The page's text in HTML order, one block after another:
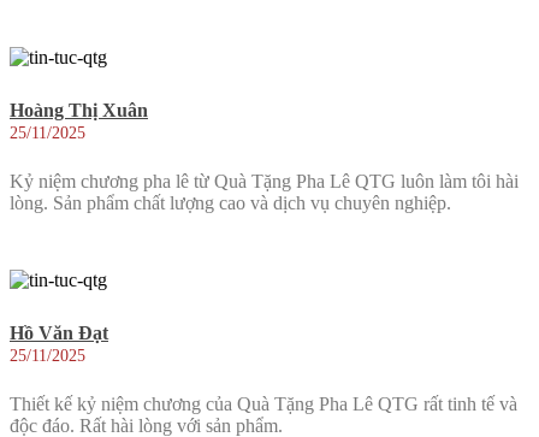
Hoàng Thị Xuân
25/11/2025
Kỷ niệm chương pha lê từ Quà Tặng Pha Lê QTG luôn làm tôi hài
lòng. Sản phẩm chất lượng cao và dịch vụ chuyên nghiệp.
Hồ Văn Đạt
25/11/2025
Thiết kế kỷ niệm chương của Quà Tặng Pha Lê QTG rất tinh tế và
độc đáo. Rất hài lòng với sản phẩm.